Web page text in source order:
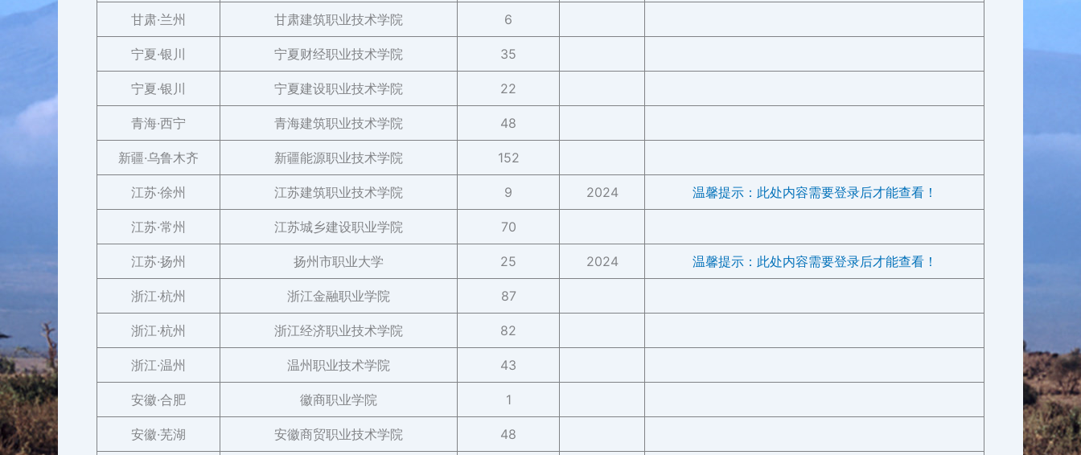
甘肃·兰州 甘肃建筑职业技术学院 6
宁夏·银川 宁夏财经职业技术学院 35
宁夏·银川 宁夏建设职业技术学院 22
青海·西宁 青海建筑职业技术学院 48
新疆·乌鲁木齐 新疆能源职业技术学院 152
江苏·徐州 江苏建筑职业技术学院 9 2024 温馨提示：此处内容需要登录后才能查看！
江苏·常州 江苏城乡建设职业学院 70
江苏·扬州 扬州市职业大学 25 2024 温馨提示：此处内容需要登录后才能查看！
浙江·杭州 浙江金融职业学院 87
浙江·杭州 浙江经济职业技术学院 82
浙江·温州 温州职业技术学院 43
安徽·合肥 徽商职业学院 1
安徽·芜湖 安徽商贸职业技术学院 48